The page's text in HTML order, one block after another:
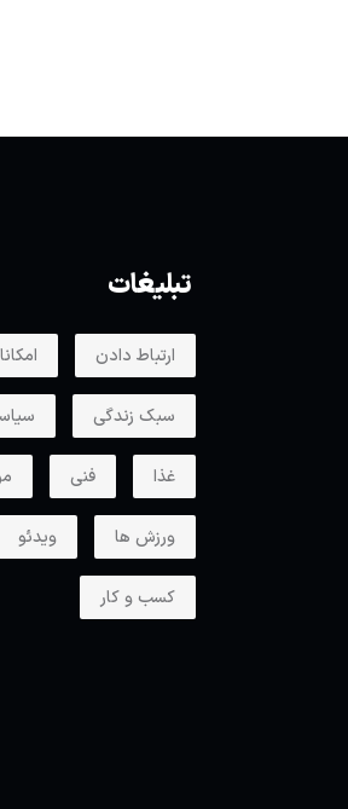
تبلیغات
ارتباط دادن
سبک زندگی
غذا فنی
ورزش ها ویدئو
کسب و کار